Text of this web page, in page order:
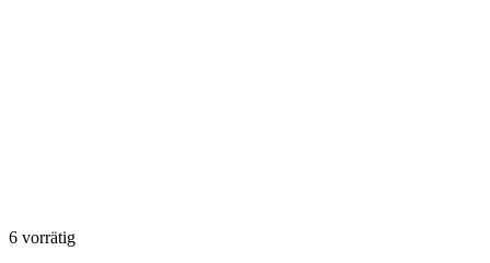
6 vorrätig